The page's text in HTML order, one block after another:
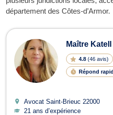
département des Côtes-d’Armor.
Avocats à Saint-
Maître
4.8 (46 avis)
Répond
Avocat Saint-Brieuc 22000
21 ans d’expérience